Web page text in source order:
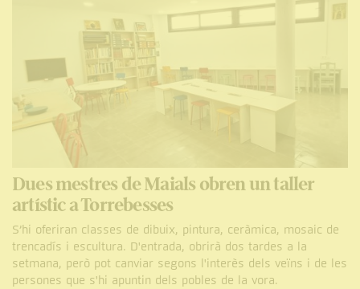
Dues mestres de Maials obren un taller
artístic a Torrebesses
S’hi oferiran classes de dibuix, pintura, ceràmica, mosaic de
trencadís i escultura. D'entrada, obrirà dos tardes a la
setmana, però pot canviar segons l'interès dels veïns i de les
persones que s'hi apuntin dels pobles de la vora.